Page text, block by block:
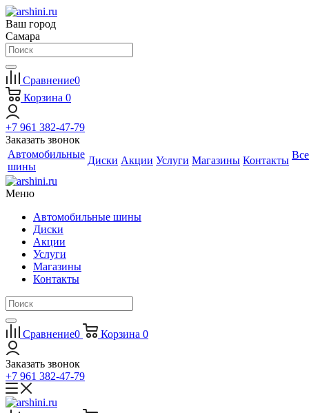
Ваш город
Самара
Сравнение0
Корзина 0
+7 961 382-47-79
Заказать звонок
Автомобильные
шины
Диски Акции Услуги Магазины Контакты Все
Меню
Автомобильные шины
Диски
Акции
Услуги
Магазины
Контакты
Сравнение0 Корзина 0
Заказать звонок
+7 961 382-47-79